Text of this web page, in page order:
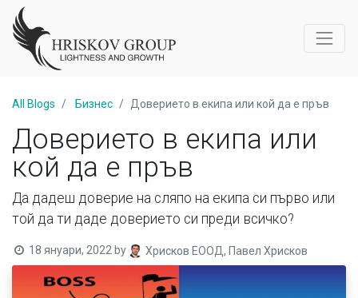
All Blogs Бизнес Доверието в екипа или кой да е пръв
Доверието в екипа или
кой да е пръв
Да дадеш доверие на сляпо на екипа си първо или
той да ти даде доверието си преди всичко?
18 януари, 2022 by Хрисков ЕООД, Павел Хрисков